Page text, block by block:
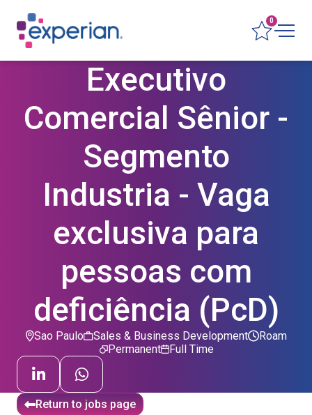
0
Executivo
Comercial Sênior -
Segmento
Industria - Vaga
exclusiva para
pessoas com
deficiência (PcD)
Sao Paulo
Sales & Business Development
Permanent
Roam
Full Time
Return to jobs page